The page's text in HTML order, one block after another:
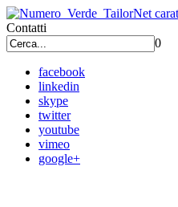
Contatti
0
facebook
linkedin
skype
twitter
youtube
vimeo
google+